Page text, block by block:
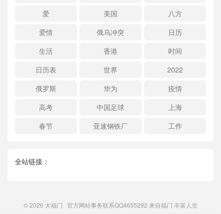
爱
美国
八方
爱情
俄乌冲突
日历
生活
香港
时间
日历表
世界
2022
俄罗斯
华为
疫情
高考
中国足球
上海
春节
亚速钢铁厂 工作
全站链接：
© 2026 大福门 官方网站事务联系QQ4655292 来自福门 丰富人生